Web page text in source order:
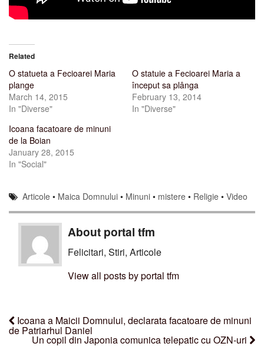
Related
O statueta a Fecioarei Maria
plange
March 14, 2015
In "Diverse"
O statuie a Fecioarei Maria a
început sa plânga
February 13, 2014
In "Diverse"
Icoana facatoare de minuni
de la Boian
January 28, 2015
In "Social"
Articole • Maica Domnului • Minuni • mistere • Religie •Video
About portal tfm
Felicitari, Stiri, Articole
View all posts by portal tfm
Icoana a Maicii Domnului, declarata facatoare de minuni
de Patriarhul Daniel
Un copil din Japonia comunica telepatic cu OZN-uri